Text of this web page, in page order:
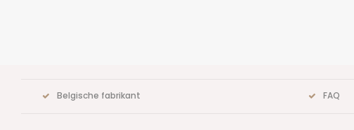
Belgische fabrikant FAQ